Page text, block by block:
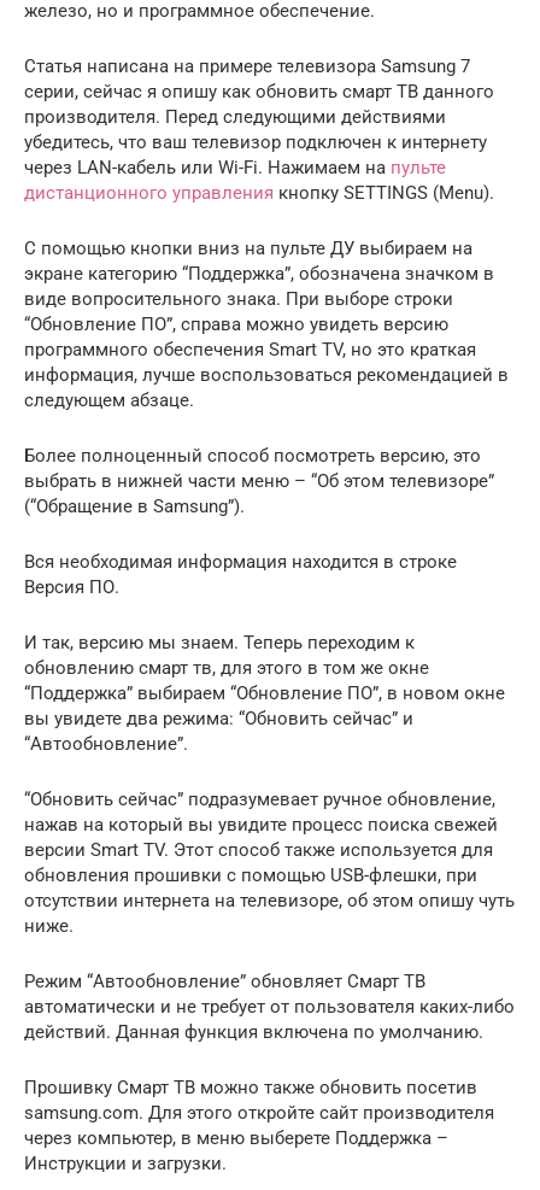
железо, но и программное обеспечение.
Статья написана на примере телевизора Samsung 7
серии, сейчас я опишу как обновить смарт ТВ данного
производителя. Перед следующими действиями
убедитесь, что ваш телевизор подключен к интернету
через LAN-кабель или Wi-Fi. Нажимаем на пульте
дистанционного управления кнопку SETTINGS (Menu).
С помощью кнопки вниз на пульте ДУ выбираем на
экране категорию “Поддержка”, обозначена значком в
виде вопросительного знака. При выборе строки
“Обновление ПО”, справа можно увидеть версию
программного обеспечения Smart TV, но это краткая
информация, лучше воспользоваться рекомендацией в
следующем абзаце.
Более полноценный способ посмотреть версию, это
выбрать в нижней части меню – “Об этом телевизоре”
(“Обращение в Samsung”).
Вся необходимая информация находится в строке
Версия ПО.
И так, версию мы знаем. Теперь переходим к
обновлению смарт тв, для этого в том же окне
“Поддержка” выбираем “Обновление ПО”, в новом окне
вы увидете два режима: “Обновить сейчас” и
“Автообновление”.
“Обновить сейчас” подразумевает ручное обновление,
нажав на который вы увидите процесс поиска свежей
версии Smart TV. Этот способ также используется для
обновления прошивки с помощью USB-флешки, при
отсутствии интернета на телевизоре, об этом опишу чуть
ниже.
Режим “Автообновление” обновляет Смарт ТВ
автоматически и не требует от пользователя каких-либо
действий. Данная функция включена по умолчанию.
Прошивку Смарт ТВ можно также обновить посетив
samsung.com. Для этого откройте сайт производителя
через компьютер, в меню выберете Поддержка –
Инструкции и загрузки.